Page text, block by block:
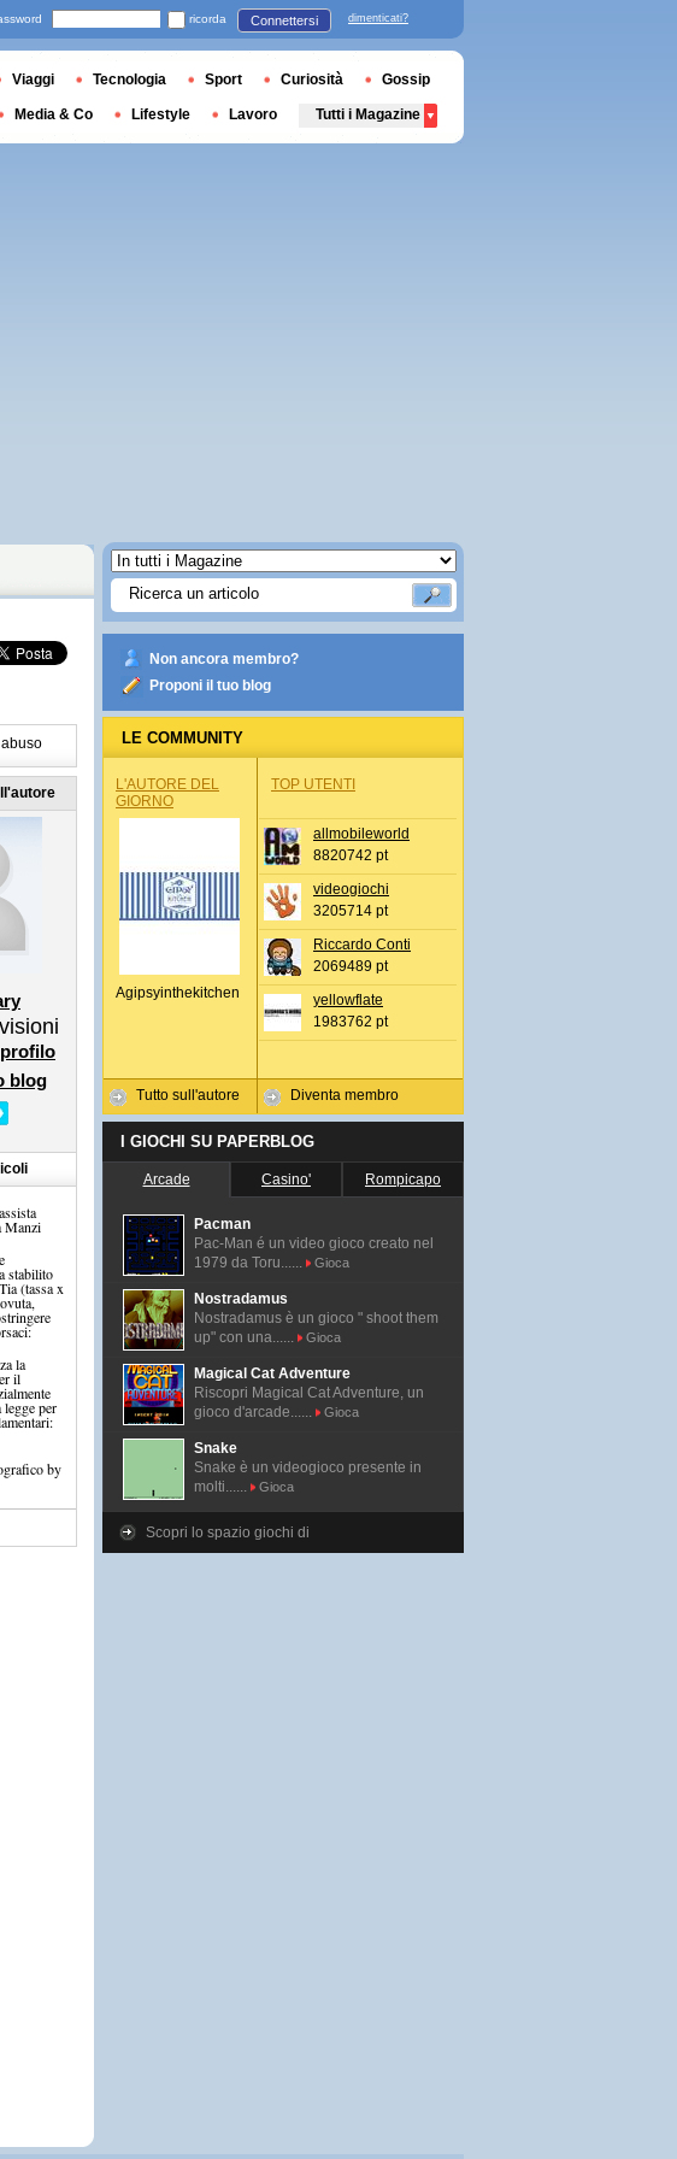
blog
Manzi
stabilito
(tassa x
la
il
per
by
Non ancora membro?
Proponi il tuo blog
LE COMMUNITY
L'AUTORE DEL
GIORNO
Agipsyinthekitchen
Tutto sull'autore
TOP UTENTI
allmobileworld
8820742 pt
videogiochi
3205714 pt
Riccardo Conti
2069489 pt
yellowflate
1983762 pt
Diventa membro
I GIOCHI SU PAPERBLOG
Arcade Casino' Rompicapo
Pacman
Pac-Man é un video gioco creato nel
1979 da Toru......
Gioca
Nostradamus
Nostradamus è un gioco " shoot them
up" con una......
Gioca
Magical Cat Adventure
Riscopri Magical Cat Adventure, un
gioco d'arcade......
Gioca
Snake
Snake è un videogioco presente in
molti......
Gioca
Scopri lo spazio giochi di
ricorda Connettersi dimenticati?
Viaggi Tecnologia Sport Curiosità Gossip
Media & Co Lifestyle Lavoro Tutti i Magazine